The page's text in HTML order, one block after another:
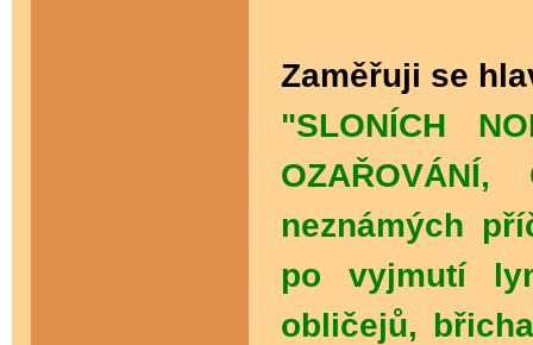
Zaměřuji se
"SLONÍCH
OZAŘOVÁNÍ,
neznámých
po vyjmutí
obličejů,